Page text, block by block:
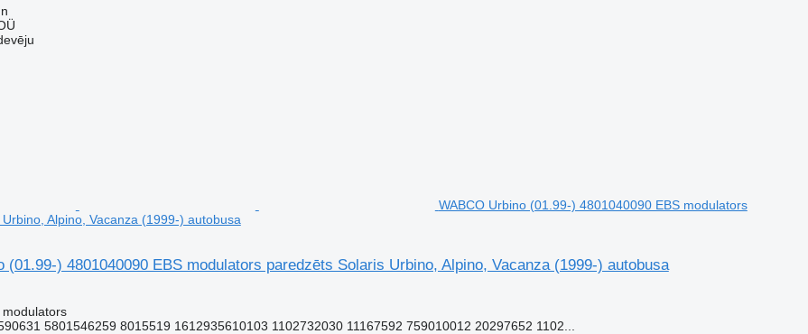
WABCO Urbino (01.99-) 4801040090 EBS modulators
Alpino, Vacanza (1999-) autobusa
(01.99-) 4801040090 EBS modulators paredzēts Solaris Urbino, Alpino, Vacanza (1999-) autobusa
modulators
5801546259 8015519 1612935610103 1102732030 11167592 759010012 20297652 1102...